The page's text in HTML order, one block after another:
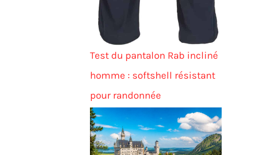
Test du pantalon Rab incliné
homme : softshell résistant
pour randonnée